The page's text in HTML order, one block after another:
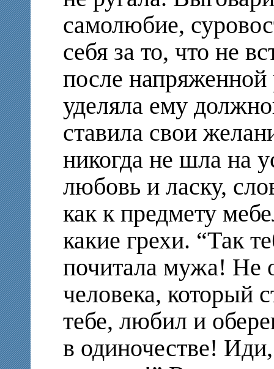
самолюбие,
себя за то, что не
после
уделяла ему
ставила свои
никогда не шла на
любовь и ласку,
как к предмету
какие грехи. “Так
почитала мужа! Не
человека, который
тебе, любил и
в одиночестве!